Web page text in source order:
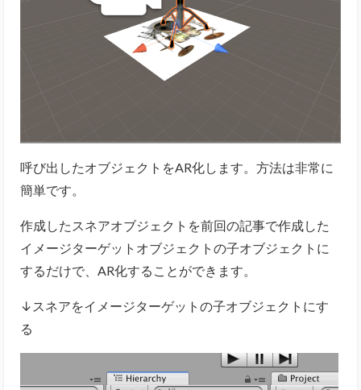
呼び出したオブジェクトをAR化します。方法は非常に
簡単です。
作成したスネアオブジェクトを前回の記事で作成した
イメージターゲットオブジェクトの子オブジェクトに
するだけで、AR化することができます。
↓スネアをイメージターゲットの子オブジェクトにす
る